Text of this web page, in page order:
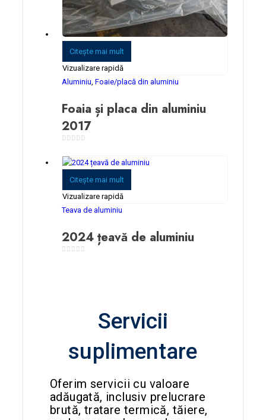
Citeşte mai mult
Vizualizare rapidă
Aluminiu Foaie/placă din aluminiu
Foaia și placa din aluminiu
2017
Citeşte mai mult
Vizualizare rapidă
Teava de aluminiu
2024 țeavă de aluminiu
Servicii
suplimentare
Oferim servicii cu valoare
adăugată, inclusiv prelucrare
brută, tratare termică, tăiere,